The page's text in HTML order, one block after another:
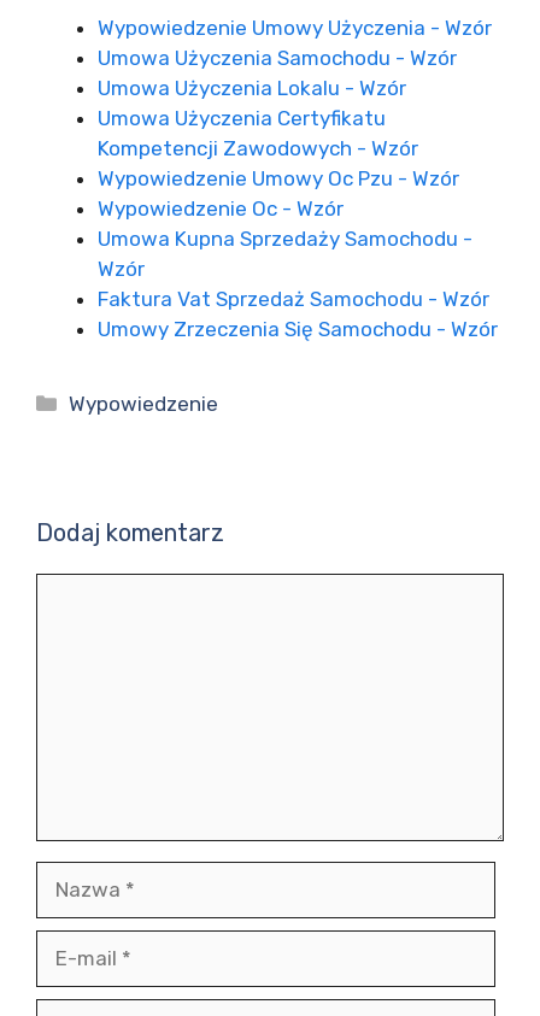
Wypowiedzenie Umowy Użyczenia - Wzór
Umowa Użyczenia Samochodu - Wzór
Umowa Użyczenia Lokalu - Wzór
Umowa Użyczenia Certyfikatu
Kompetencji Zawodowych - Wzór
Wypowiedzenie Umowy Oc Pzu - Wzór
Wypowiedzenie Oc - Wzór
Umowa Kupna Sprzedaży Samochodu -
Wzór
Faktura Vat Sprzedaż Samochodu - Wzór
Umowy Zrzeczenia Się Samochodu - Wzór
Kategorie
Wypowiedzenie
Dodaj komentarz